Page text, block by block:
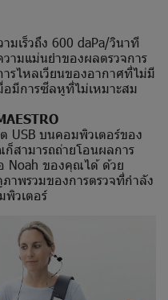
มเร็วถึง 600 daPa/วินาที
ามแม่นยำของผลตรวจการ
รไหลเวียนของอากาศที่ไม่มี
อมีการซีลหูที่ไม่เหมาะสม
USB บนคอมพิวเตอร์ของ
สามารถถ่ายโอนผลการ
Noah ของคุณได้ ด้วย
พรวมของการตรวจที่กำลัง
พิวเตอร์